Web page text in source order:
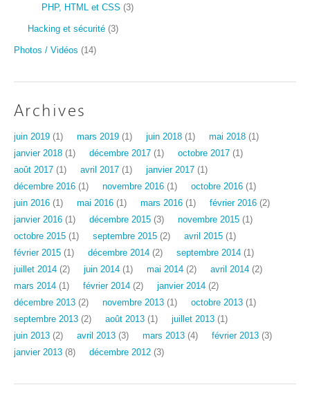
PHP, HTML et CSS (3)
Hacking et sécurité (3)
Photos / Vidéos (14)
Archives
juin 2019 (1) mars 2019 (1) juin 2018 (1) mai 2018 (1)
janvier 2018 (1) décembre 2017 (1) octobre 2017 (1)
août 2017 (1) avril 2017 (1) janvier 2017 (1)
décembre 2016 (1) novembre 2016 (1) octobre 2016 (1)
juin 2016 (1) mai 2016 (1) mars 2016 (1) février 2016 (2)
janvier 2016 (1) décembre 2015 (3) novembre 2015 (1)
octobre 2015 (1) septembre 2015 (2) avril 2015 (1)
février 2015 (1) décembre 2014 (2) septembre 2014 (1)
juillet 2014 (2) juin 2014 (1) mai 2014 (2) avril 2014 (2)
mars 2014 (1) février 2014 (2) janvier 2014 (2)
décembre 2013 (2) novembre 2013 (1) octobre 2013 (1)
septembre 2013 (2) août 2013 (1) juillet 2013 (1)
juin 2013 (2) avril 2013 (3) mars 2013 (4) février 2013 (3)
janvier 2013 (8) décembre 2012 (3)